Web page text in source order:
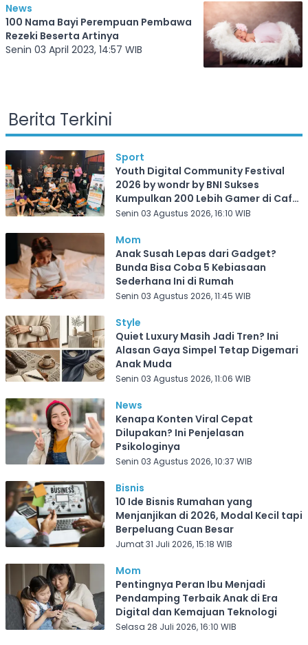
News
100 Nama Bayi Perempuan Pembawa
Rezeki Beserta Artinya
Senin 03 April 2023, 14:57 WIB
Berita Terkini
Sport
Youth Digital Community Festival
2026 by wondr by BNI Sukses
Kumpulkan 200 Lebih Gamer di Cafe
Frekuensi Depok
Senin 03 Agustus 2026, 16:10 WIB
Mom
Anak Susah Lepas dari Gadget?
Bunda Bisa Coba 5 Kebiasaan
Sederhana Ini di Rumah
Senin 03 Agustus 2026, 11:45 WIB
Style
Quiet Luxury Masih Jadi Tren? Ini
Alasan Gaya Simpel Tetap Digemari
Anak Muda
Senin 03 Agustus 2026, 11:06 WIB
News
Kenapa Konten Viral Cepat
Dilupakan? Ini Penjelasan
Psikologinya
Senin 03 Agustus 2026, 10:37 WIB
Bisnis
10 Ide Bisnis Rumahan yang
Menjanjikan di 2026, Modal Kecil tapi
Berpeluang Cuan Besar
Jumat 31 Juli 2026, 15:18 WIB
Mom
Pentingnya Peran Ibu Menjadi
Pendamping Terbaik Anak di Era
Digital dan Kemajuan Teknologi
Selasa 28 Juli 2026, 16:10 WIB